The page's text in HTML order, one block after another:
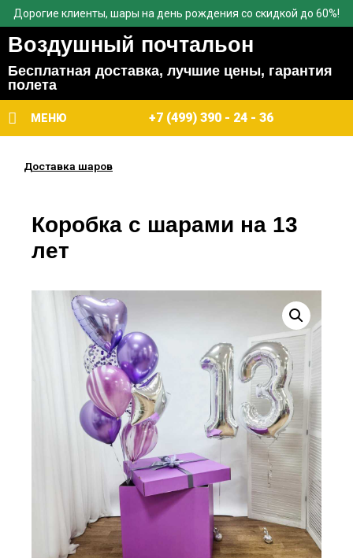
Дорогие клиенты, шары на день рождения со скидкой до 60%!
Воздушный почтальон
Бесплатная доставка, лучшие цены, гарантия
полета
МЕНЮ +7 (499) 390 - 24 - 36
Доставка шаров
Коробка с шарами на 13
лет